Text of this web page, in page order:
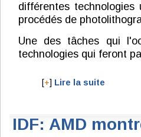
différentes
procédés de
Une des tâches qui
technologies qui feront
[+] Lire la suite
IDF: AMD